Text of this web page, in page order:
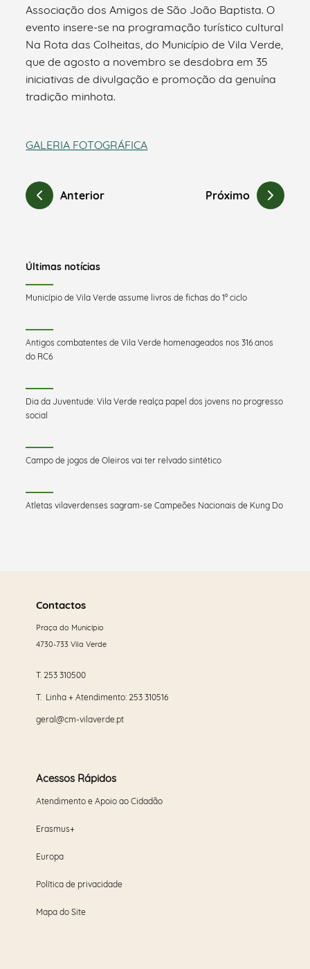
Associação dos Amigos de São João Baptista. O
evento insere-se na programação turístico cultural
Na Rota das Colheitas, do Município de Vila Verde,
que de agosto a novembro se desdobra em 35
iniciativas de divulgação e promoção da genuína
tradição minhota.
GALERIA FOTOGRÁFICA
Anterior Próximo
Últimas notícias
Município de Vila Verde assume livros de fichas do 1º ciclo
Antigos combatentes de Vila Verde homenageados nos 316 anos
do RC6
Dia da Juventude: Vila Verde realça papel dos jovens no progresso
social
Campo de jogos de Oleiros vai ter relvado sintético
Atletas vilaverdenses sagram-se Campeões Nacionais de Kung Do
maisContactos
Praça do Município
4730-733 Vila Verde
T. 253 310500
T. Linha + Atendimento: 253 310516
geral@cm-vilaverde.pt
Acessos Rápidos
Atendimento e Apoio ao Cidadão
Erasmus+
Europa
Política de privacidade
Mapa do Site